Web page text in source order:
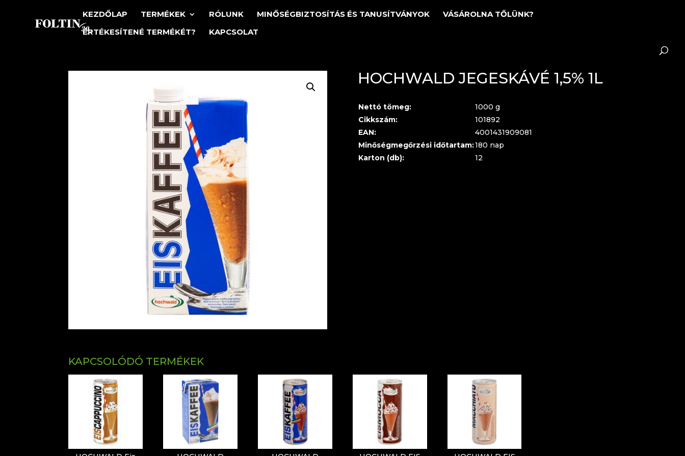
KEZDŐLAP TERMÉKEK RÓLUNK MINŐSÉGBIZTOSÍTÁS ÉS TANUSÍTVÁNYOK
VÁSÁROLNA TŐLÜNK?
ÉRTÉKESÍTENÉ TERMÉKÉT?
KAPCSOLAT
HOCHWALD JEGESKÁVÉ 1,5% 1L
Nettó tömeg:
1000 g
Cikkszám:
101892
EAN:
4001431909081
Minőségmegőrzési időtartam:180 nap
Karton (db):
12
KAPCSOLÓDÓ TERMÉKEK